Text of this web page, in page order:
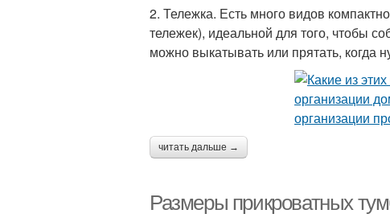
2. Тележка. Есть много видов
тележек), идеальной для того, чтобы
можно выкатывать или прятать, когда
читать дальше →
Размеры прикроватных